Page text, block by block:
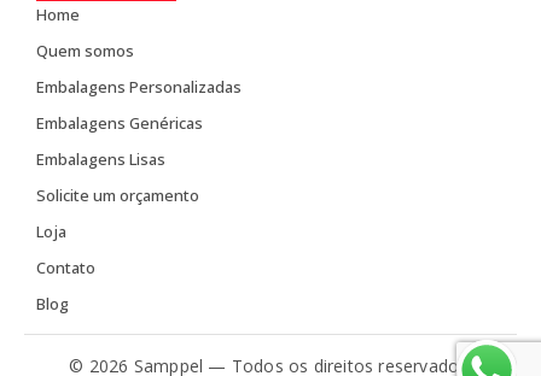
Home
Quem somos
Embalagens Personalizadas
Embalagens Genéricas
Embalagens Lisas
Solicite um orçamento
Loja
Contato
Blog
© 2026 Samppel — Todos os direitos reservados.